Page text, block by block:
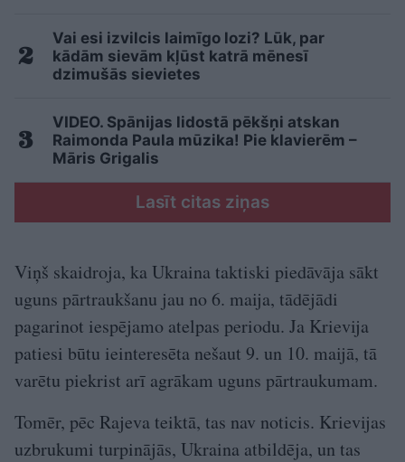
Vai esi izvilcis laimīgo lozi? Lūk, par
kādām sievām kļūst katrā mēnesī
dzimušās sievietes
VIDEO. Spānijas lidostā pēkšņi atskan
Raimonda Paula mūzika! Pie klavierēm –
Māris Grigalis
Lasīt citas ziņas
Viņš skaidroja, ka Ukraina taktiski piedāvāja sākt
uguns pārtraukšanu jau no 6. maija, tādējādi
pagarinot iespējamo atelpas periodu. Ja Krievija
patiesi būtu ieinteresēta nešaut 9. un 10. maijā, tā
varētu piekrist arī agrākam uguns pārtraukumam.
Tomēr, pēc Rajeva teiktā, tas nav noticis. Krievijas
uzbrukumi turpinājās, Ukraina atbildēja, un tas